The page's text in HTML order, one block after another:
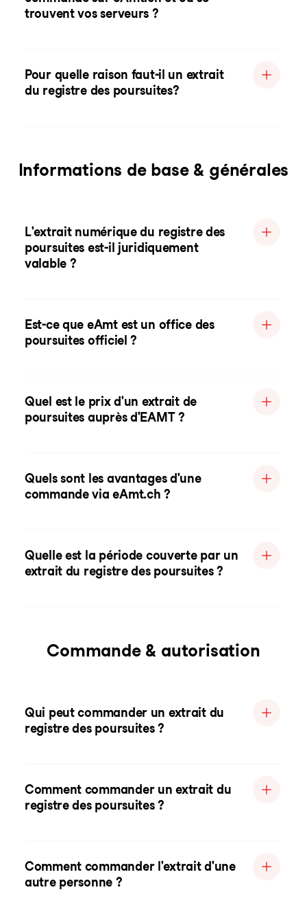
trouvent vos serveurs ?
Pour quelle raison faut-il un extrait
du registre des poursuites?
Informations de base & générales
L'extrait numérique du registre des
poursuites est-il juridiquement
valable ?
Est-ce que eAmt est un office des
poursuites officiel ?
Quel est le prix d'un extrait de
poursuites auprès d'EAMT ?
Quels sont les avantages d'une
commande via eAmt.ch ?
Quelle est la période couverte par un
extrait du registre des poursuites ?
Commande & autorisation
Qui peut commander un extrait du
registre des poursuites ?
Comment commander un extrait du
registre des poursuites ?
Comment commander l'extrait d'une
autre personne ?